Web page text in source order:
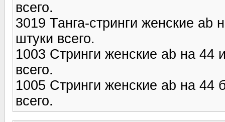
всего.
3019 Танга-стринги женские
штуки всего.
1003 Стринги женские ab на 44
всего.
1005 Стринги женские ab на
всего.